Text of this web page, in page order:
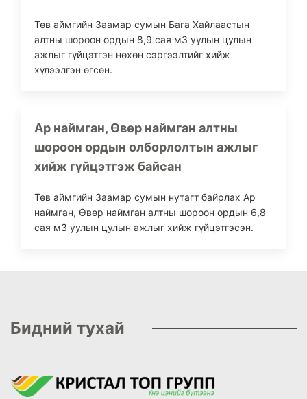
Төв аймгийн Заамар сумын Бага Хайлаастын
алтны шороон ордын 8,9 сая м3 уулын цулын
ажлыг гүйцэтгэн нөхөн сэргээлтийг хийж
хүлээлгэн өгсөн.
Ар наймган, Өвөр наймган алтны
шороон ордын олборлолтын ажлыг
хийж гүйцэтгэж байсан
Төв аймгийн Заамар сумын нутагт байрлах Ар
наймган, Өвөр наймган алтны шороон ордын 6,8
сая м3 уулын цулын ажлыг хийж гүйцэтгэсэн.
Бидний тухай